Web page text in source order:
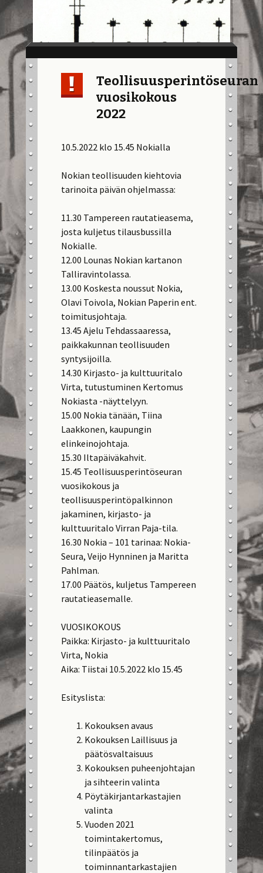
Teollisuusperintöseuran
vuosikokous
2022
10.5.2022 klo 15.45 Nokialla
Nokian teollisuuden kiehtovia
tarinoita päivän ohjelmassa:
11.30 Tampereen rautatieasema,
josta kuljetus tilausbussilla
Nokialle.
12.00 Lounas Nokian kartanon
Talliravintolassa.
13.00 Koskesta noussut Nokia,
Olavi Toivola, Nokian Paperin ent.
toimitusjohtaja.
13.45 Ajelu Tehdassaaressa,
paikkakunnan teollisuuden
syntysijoilla.
14.30 Kirjasto- ja kulttuuritalo
Virta, tutustuminen Kertomus
Nokiasta -näyttelyyn.
15.00 Nokia tänään, Tiina
Laakkonen, kaupungin
elinkeinojohtaja.
15.30 Iltapäiväkahvit.
15.45 Teollisuusperintöseuran
vuosikokous ja
teollisuusperintöpalkinnon
jakaminen, kirjasto- ja
kulttuuritalo Virran Paja-tila.
16.30 Nokia – 101 tarinaa: Nokia-
Seura, Veijo Hynninen ja Maritta
Pahlman.
17.00 Päätös, kuljetus Tampereen
rautatieasemalle.
VUOSIKOKOUS
Paikka: Kirjasto- ja kulttuuritalo
Virta, Nokia
Aika: Tiistai 10.5.2022 klo 15.45
Esityslista:
Kokouksen avaus
Kokouksen Laillisuus ja
päätösvaltaisuus
Kokouksen puheenjohtajan
ja sihteerin valinta
Pöytäkirjantarkastajien
valinta
Vuoden 2021
toimintakertomus,
tilinpäätös ja
toiminnantarkastajien